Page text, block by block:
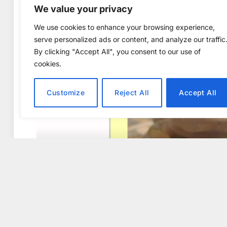
We value your privacy
We use cookies to enhance your browsing experience,
serve personalized ads or content, and analyze our traffic.
By clicking "Accept All", you consent to our use of
cookies.
Customize Reject All Accept All